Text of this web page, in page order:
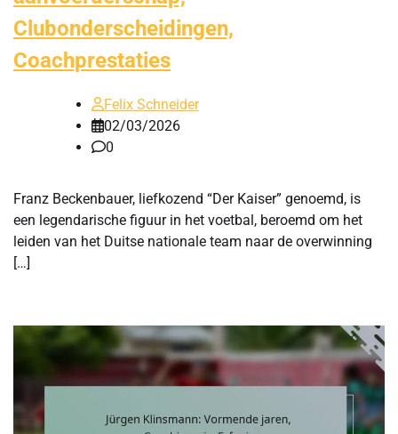
Clubonderscheidingen,
Coachprestaties
Felix Schneider
02/03/2026
0
Franz Beckenbauer, liefkozend “Der Kaiser” genoemd, is
een legendarische figuur in het voetbal, beroemd om het
leiden van het Duitse nationale team naar de overwinning
[…]